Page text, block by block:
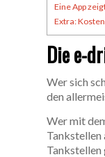
Eine App
Extra:
Die e-
Wer sich
den
Wer mit